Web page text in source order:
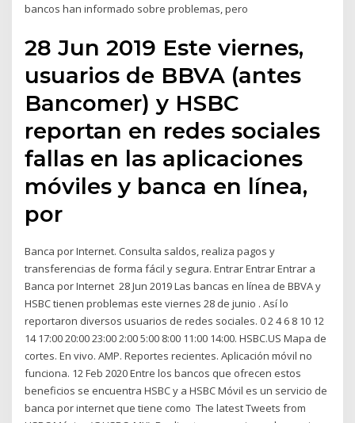
bancos han informado sobre problemas, pero
28 Jun 2019 Este viernes,
usuarios de BBVA (antes
Bancomer) y HSBC
reportan en redes sociales
fallas en las aplicaciones
móviles y banca en línea,
por
Banca por Internet. Consulta saldos, realiza pagos y
transferencias de forma fácil y segura. Entrar Entrar Entrar a
Banca por Internet 28 Jun 2019 Las bancas en línea de BBVA y
HSBC tienen problemas este viernes 28 de junio . Así lo
reportaron diversos usuarios de redes sociales. 0 2 4 6 8 10 12
14 17:00 20:00 23:00 2:00 5:00 8:00 11:00 14:00. HSBC.US Mapa de
cortes. En vivo. AMP. Reportes recientes. Aplicación móvil no
funciona. 12 Feb 2020 Entre los bancos que ofrecen estos
beneficios se encuentra HSBC y a HSBC Móvil es un servicio de
banca por internet que tiene como The latest Tweets from